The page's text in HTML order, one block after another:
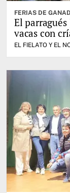
FERIAS DE
El
vacas con
EL FIELATO Y EL